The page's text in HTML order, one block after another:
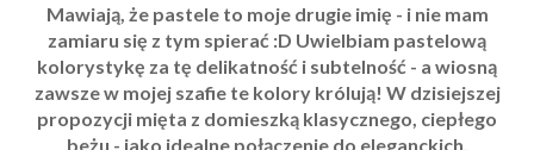
Mawiają, że pastele to moje drugie imię - i nie mam
zamiaru się z tym spierać :D Uwielbiam pastelową
kolorystykę za tę delikatność i subtelność - a wiosną
zawsze w mojej szafie te kolory królują! W dzisiejszej
propozycji mięta z domieszką klasycznego, ciepłego
beżu - jako idealne połączenie do eleganckich,